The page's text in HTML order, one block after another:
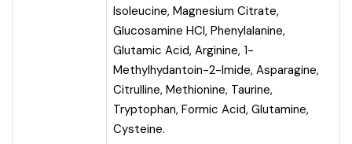
Isoleucine, Magnesium Citrate,
Glucosamine HCl, Phenylalanine,
Glutamic Acid, Arginine, 1-
Methylhydantoin-2-Imide, Asparagine,
Citrulline, Methionine, Taurine,
Tryptophan, Formic Acid, Glutamine,
Cysteine.